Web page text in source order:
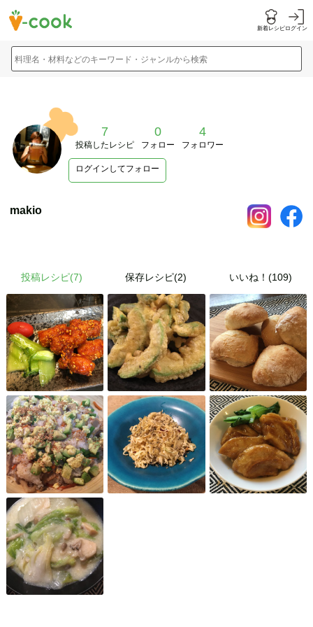
新着レシピログイン
料理名・材料などのキーワード・ジャンルから検索
7
投稿したレシピ
0
フォロー
4
フォロワー
ログインしてフォロー
makio
投稿レシピ(7) 保存レシピ(2) いいね！(109)